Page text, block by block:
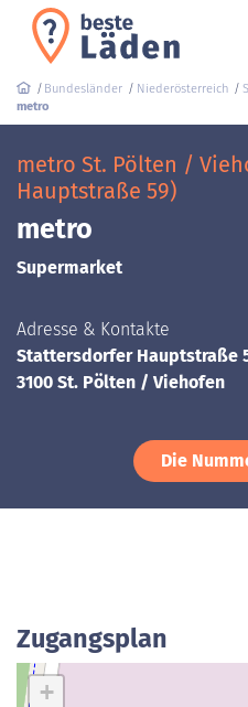
Bundesländer Niederösterreich
metro
metro St. Pölten /
Hauptstraße 59)
metro
Supermarket
Adresse & Kontakte
Stattersdorfer Hauptstraße
3100 St. Pölten / Viehofen
Die
Zugangsplan
+